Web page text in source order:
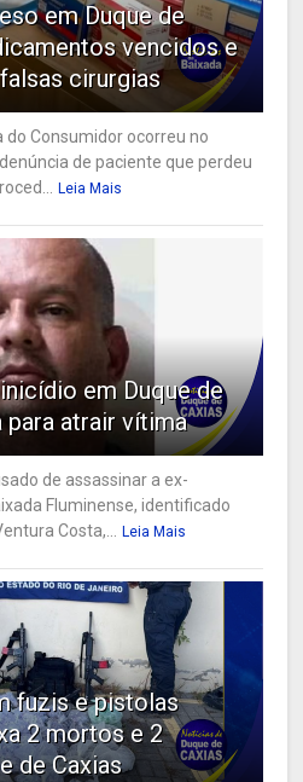
em Duque de
vencidos e
cirurgias
do Consumidor ocorreu no
de paciente que perdeu
Leia Mais
em Duque de
para atrair vítima
de assassinar a ex-
Fluminense, identificado
Costa,... Leia Mais
fuzis e pistolas
2 mortos e 2
de Caxias